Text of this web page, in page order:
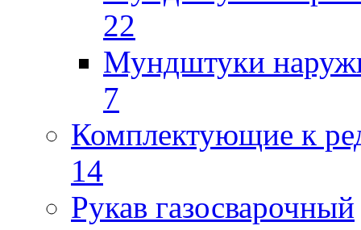
22
Мундштуки
7
Комплектующие к
14
Рукав газосварочный